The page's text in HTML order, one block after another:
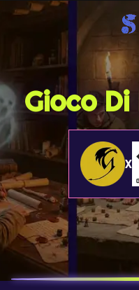
Gioco Di
X